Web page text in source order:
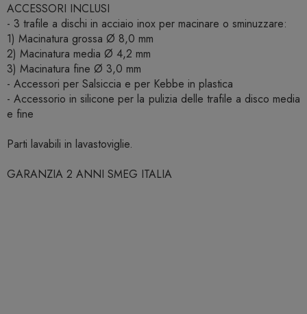
ACCESSORI INCLUSI
- 3 trafile a dischi in acciaio inox per macinare o sminuzzare:
1) Macinatura grossa Ø 8,0 mm
2) Macinatura media Ø 4,2 mm
3) Macinatura fine Ø 3,0 mm
- Accessori per Salsiccia e per Kebbe in plastica
- Accessorio in silicone per la pulizia delle trafile a disco media
e fine
Parti lavabili in lavastoviglie.
GARANZIA 2 ANNI SMEG ITALIA